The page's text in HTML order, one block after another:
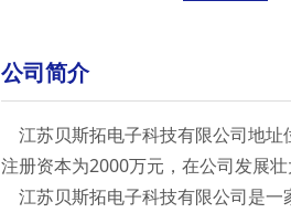
公司简介
江苏贝斯拓电子科技有限公司地址
注册资本为2000万元，在公司发展
江苏贝斯拓电子科技有限公司是一